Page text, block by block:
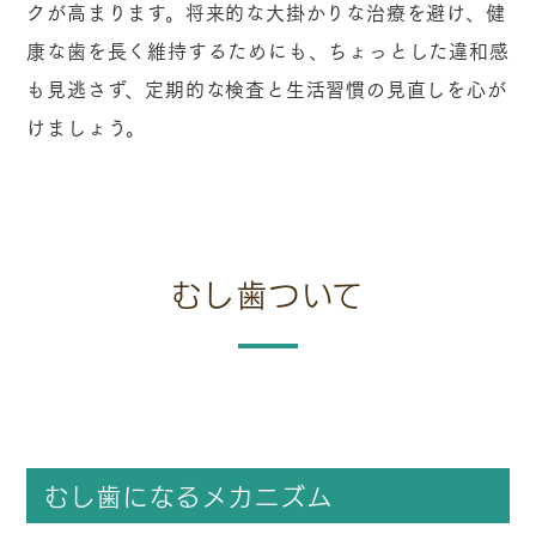
クが高まります。将来的な大掛かりな治療を避け、健
康な歯を長く維持するためにも、ちょっとした違和感
も見逃さず、定期的な検査と生活習慣の見直しを心が
けましょう。
むし歯ついて
むし歯になるメカニズム